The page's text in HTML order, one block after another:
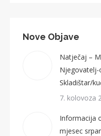
Nove Objave
Natječaj –
Njegovatelj-
Skladištar/
7. kolovoza
Informacija
mjesec